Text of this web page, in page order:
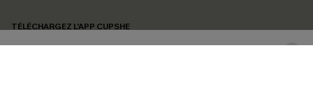
TÉLÉCHARGEZ L’APP CUPSHE